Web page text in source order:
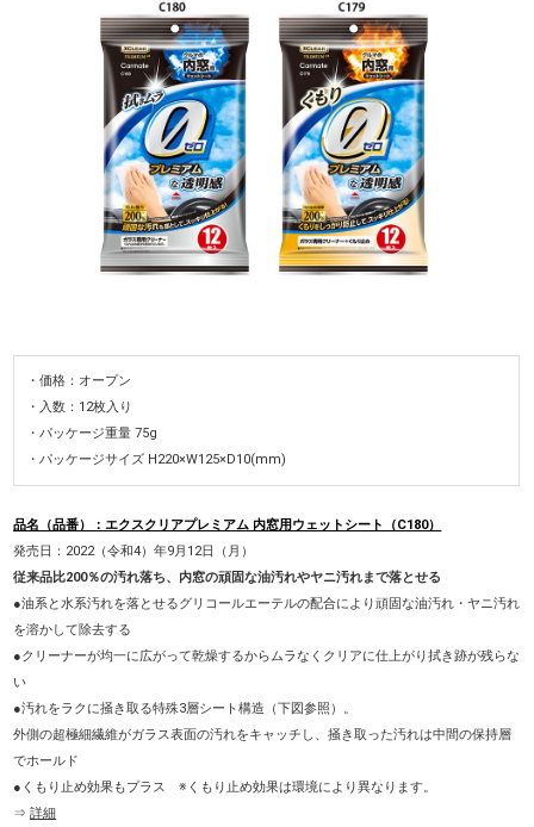
・価格：オープン
・入数：12枚入り
・パッケージ重量 75g
・パッケージサイズ H220×W125×D10(mm)
品名（品番）：エクスクリアプレミアム 内窓用ウェットシート（C180）
発売日：2022（令和4）年9月12日（月）
従来品比200％の汚れ落ち、内窓の頑固な油汚れやヤニ汚れまで落とせる
●油系と水系汚れを落とせるグリコールエーテルの配合により頑固な油汚れ・ヤニ汚れ
を溶かして除去する
●クリーナーが均一に広がって乾燥するからムラなくクリアに仕上がり拭き跡が残らな
い
●汚れをラクに掻き取る特殊3層シート構造（下図参照）。
外側の超極細繊維がガラス表面の汚れをキャッチし、掻き取った汚れは中間の保持層
でホールド
●くもり止め効果もプラス ※くもり止め効果は環境により異なります。
⇒詳細